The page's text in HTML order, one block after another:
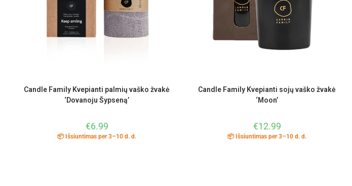
Candle Family Kvepianti palmių vaško žvakė
‘Dovanoju Šypseną’
€6.99
📦 Išsiuntimas per 3–10 d. d.
Candle Family Kvepianti sojų vaško žvakė
‘Moon’
€12.99
📦 Išsiuntimas per 3–10 d. d.